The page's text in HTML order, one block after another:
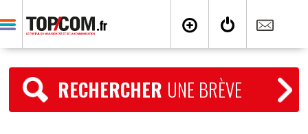
RECHERCHER UNE BRÈVE